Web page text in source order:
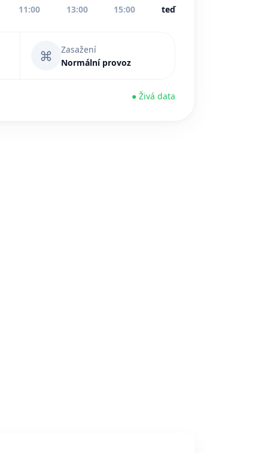
11:00 13:00 15:00 teď
⌘
Zasažení
Normální provoz
● Živá data